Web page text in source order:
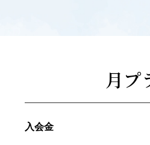
月プ
入会金